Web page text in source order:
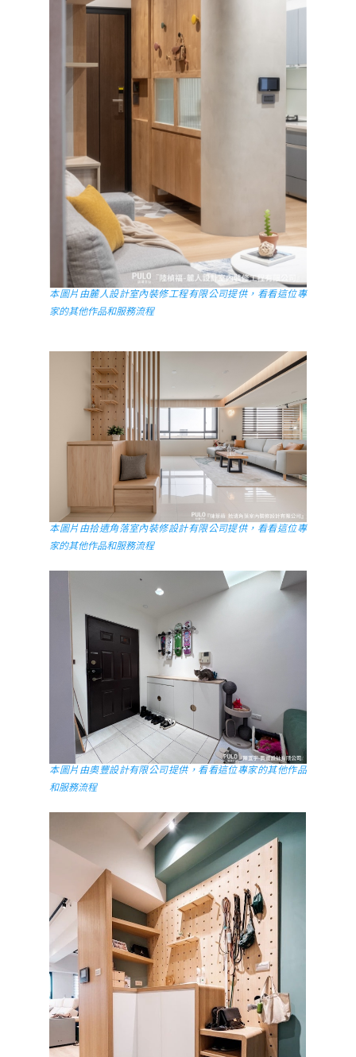
本圖片由麓人設計室內裝修工程有限公司提供，看看這位專
家的其他作品和服務流程
本圖片由拾遺角落室內裝修設計有限公司提供，看看這位專
家的其他作品和服務流程
本圖片由奧豐設計有限公司提供，看看這位專家的其他作品
和服務流程